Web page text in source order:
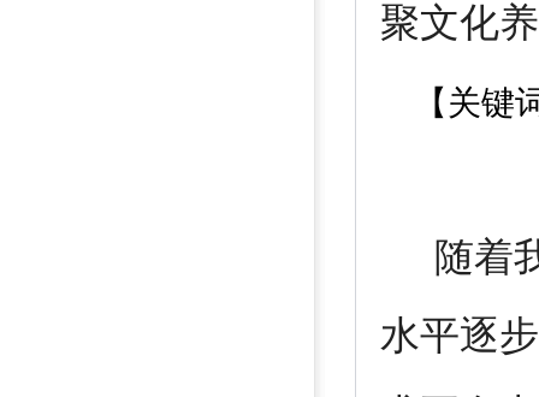
聚文化
【关键
随着我
水平逐